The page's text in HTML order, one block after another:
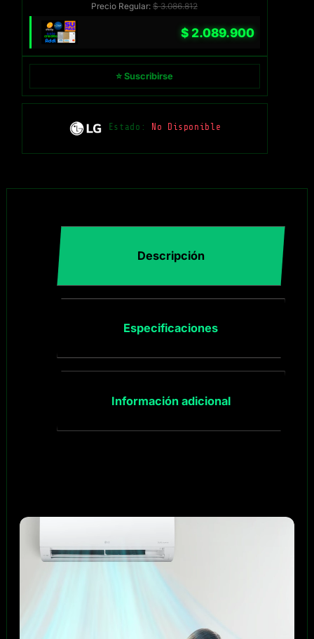
Precio Regular:$3.086.812
$2.089.900
⭐ Suscribirse
Estado: No Disponible
Descripción
Especificaciones
Información adicional